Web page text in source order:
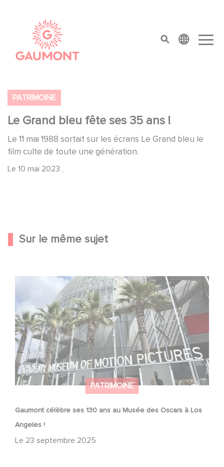
top menu
PATRIMOINE
Le Grand bleu fête ses 35 ans !
Le 11 mai 1988 sortait sur les écrans Le Grand bleu le
film culte de toute une génération.
Le 10 mai 2023 ,
Sur le même sujet
PATRIMOINE
Gaumont célèbre ses 130 ans au Musée des Oscars à Los
Angeles !
Le 23 septembre 2025
Gaumont célèbre ses 130 ans au Musée des Oscars à
Los Angeles !